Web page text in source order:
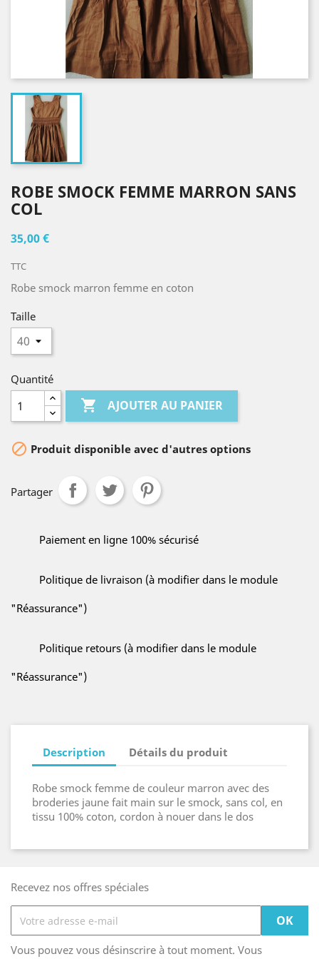
ROBE SMOCK FEMME MARRON SANS
COL
35,00 €
TTC
Robe smock marron femme en coton
Taille
Quantité
 AJOUTER AU PANIER
 Produit disponible avec d'autres options
Partager
Paiement en ligne 100% sécurisé
Politique de livraison (à modifier dans le module
"Réassurance")
Politique retours (à modifier dans le module
"Réassurance")
Description Détails du produit
Robe smock femme de couleur marron avec des
broderies jaune fait main sur le smock, sans col, en
tissu 100% coton, cordon à nouer dans le dos
Recevez nos offres spéciales
Vous pouvez vous désinscrire à tout moment. Vous